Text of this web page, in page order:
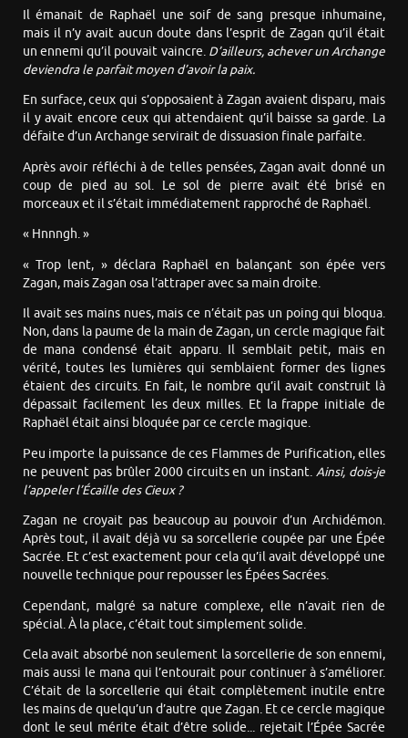
Il émanait de Raphaël une soif de sang presque inhumaine,
mais il n’y avait aucun doute dans l’esprit de Zagan qu’il était
un ennemi qu’il pouvait vaincre. D’ailleurs, achever un Archange
deviendra le parfait moyen d’avoir la paix.
En surface, ceux qui s’opposaient à Zagan avaient disparu, mais
il y avait encore ceux qui attendaient qu’il baisse sa garde. La
défaite d’un Archange servirait de dissuasion finale parfaite.
Après avoir réfléchi à de telles pensées, Zagan avait donné un
coup de pied au sol. Le sol de pierre avait été brisé en
morceaux et il s’était immédiatement rapproché de Raphaël.
« Hnnngh. »
« Trop lent, » déclara Raphaël en balançant son épée vers
Zagan, mais Zagan osa l’attraper avec sa main droite.
Il avait ses mains nues, mais ce n’était pas un poing qui bloqua.
Non, dans la paume de la main de Zagan, un cercle magique fait
de mana condensé était apparu. Il semblait petit, mais en
vérité, toutes les lumières qui semblaient former des lignes
étaient des circuits. En fait, le nombre qu’il avait construit là
dépassait facilement les deux milles. Et la frappe initiale de
Raphaël était ainsi bloquée par ce cercle magique.
Peu importe la puissance de ces Flammes de Purification, elles
ne peuvent pas brûler 2000 circuits en un instant.Ainsi, dois-je
l’appeler l’Écaille des Cieux ?
Zagan ne croyait pas beaucoup au pouvoir d’un Archidémon.
Après tout, il avait déjà vu sa sorcellerie coupée par une Épée
Sacrée. Et c’est exactement pour cela qu’il avait développé une
nouvelle technique pour repousser les Épées Sacrées.
Cependant, malgré sa nature complexe, elle n’avait rien de
spécial. À la place, c’était tout simplement solide.
Cela avait absorbé non seulement la sorcellerie de son ennemi,
mais aussi le mana qui l’entourait pour continuer à s’améliorer.
C’était de la sorcellerie qui était complètement inutile entre
les mains de quelqu’un d’autre que Zagan. Et ce cercle magique
dont le seul mérite était d’être solide... rejetait l’Épée Sacrée